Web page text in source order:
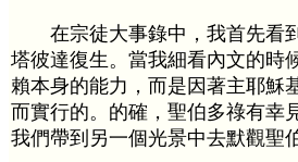
在宗徒大事錄中，我首先看
塔彼達復生。當我細看內文的時
賴本身的能力，而是因著主耶穌
而實行的。的確，聖伯多祿有幸
我們帶到另一個光景中去默觀聖